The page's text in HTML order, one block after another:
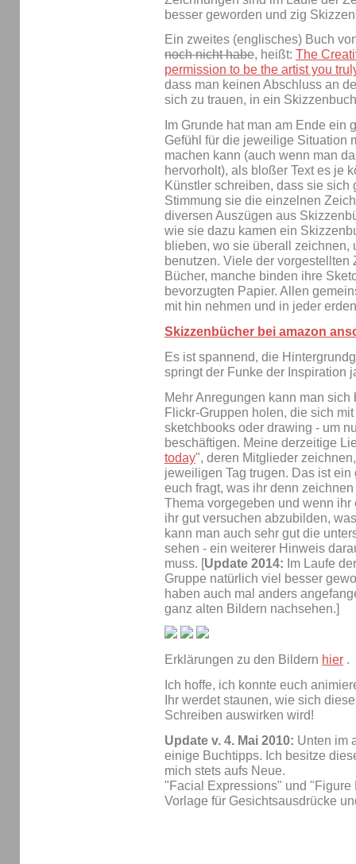
besser geworden und zig
Ein zweites (englisches) Buch
noch nicht habe, heißt: The
permission to be the artist you
dass man keinen Abschluss an
sich zu trauen, in ein
Im Grunde hat man am Ende ein
Gefühl für die jeweilige Situation
machen kann (auch wenn man
hervorholt), als bloßer Text es je
Künstler schreiben, dass sie
Stimmung sie die einzelnen
diversen Auszügen aus
wie sie dazu kamen ein
blieben, wo sie überall zeichnen,
benutzen. Viele der
Bücher, manche binden ihre
bevorzugten Papier. Allen
mit hin nehmen und in jeder
Skizzenbücher bei amazon
Es ist spannend, die
springt der Funke der Inspiration
Mehr Anregungen kann man
Flickr-Gruppen holen, die sich
sketchbooks oder drawing - um
beschäftigen. Meine derzeitige
today", deren Mitglieder
jeweiligen Tag trugen. Das ist
euch fragt, was ihr denn
Thema vorgegeben und wenn
ihr gut versuchen abzubilden,
kann man auch sehr gut die
sehen - ein weiterer Hinweis
muss. [Update 2014: Im Laufe
Gruppe natürlich viel besser
haben auch mal anders
ganz alten Bildern nachsehen.]
Erklärungen zu den Bildern hier .
Ich hoffe, ich konnte euch
Ihr werdet staunen, wie sich
Schreiben auswirken wird!
Update v. 4. Mai 2010: Unten im
einige Buchtipps. Ich besitze
mich stets aufs Neue.
"Facial Expressions" und
Vorlage für Gesichtsausdrücke